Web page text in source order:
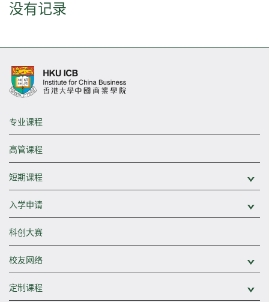
没有记录
专业课程
高管课程
短期课程
入学申请
科创大赛
校友网络
定制课程